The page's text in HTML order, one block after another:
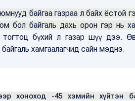
байгаа газраа л байх ёстой
бол байгаль дахь орон гэр нь
тогтоц бүхий л газар шүү дээ.
хамгаалагчид сайн мэднэ.
хоноход -45 хэмийн хүйтэн